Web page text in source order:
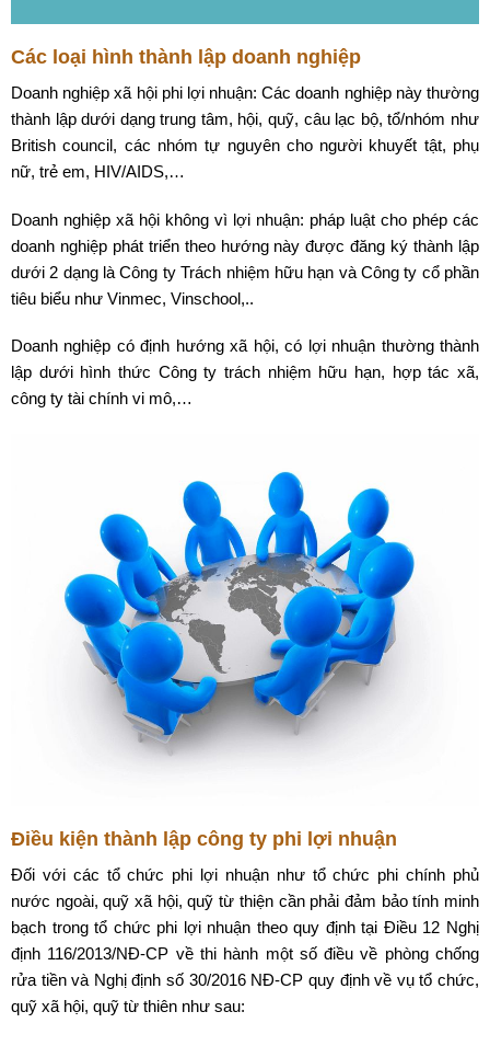
Các loại hình thành lập doanh nghiệp
Doanh nghiệp xã hội phi lợi nhuận: Các doanh nghiệp này thường
thành lập dưới dạng trung tâm, hội, quỹ, câu lạc bộ, tổ/nhóm như
British council, các nhóm tự nguyên cho người khuyết tật, phụ
nữ, trẻ em, HIV/AIDS,…
Doanh nghiệp xã hội không vì lợi nhuận: pháp luật cho phép các
doanh nghiệp phát triển theo hướng này được đăng ký thành lập
dưới 2 dạng là Công ty Trách nhiệm hữu hạn và Công ty cổ phần
tiêu biểu như Vinmec, Vinschool,..
Doanh nghiệp có định hướng xã hội, có lợi nhuận thường thành
lập dưới hình thức Công ty trách nhiệm hữu hạn, hợp tác xã,
công ty tài chính vi mô,…
Điều kiện thành lập công ty phi lợi nhuận
Đối với các tổ chức phi lợi nhuận như tổ chức phi chính phủ
nước ngoài, quỹ xã hội, quỹ từ thiện cần phải đảm bảo tính minh
bạch trong tổ chức phi lợi nhuận theo quy định tại Điều 12 Nghị
định 116/2013/NĐ-CP về thi hành một số điều về phòng chống
rửa tiền và Nghị định số 30/2016 NĐ-CP quy định về vụ tổ chức,
quỹ xã hội, quỹ từ thiên như sau: